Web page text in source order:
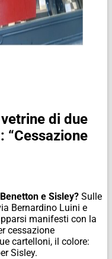
di due
e Sisley? Sulle
Bernardino Luini e
manifesti con la
cessazione
cartelloni, il colore:
Sisley.